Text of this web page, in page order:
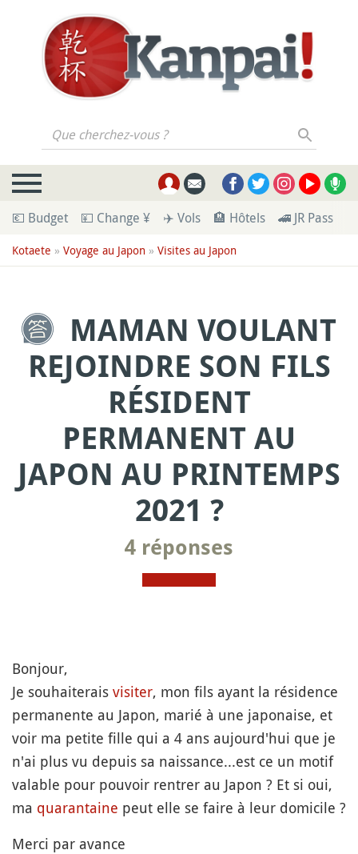
Que cherchez-vous ?
💶 Budget 💴 Change ¥ ✈️ Vols 🏨 Hôtels 🚄 JR Pass
Kotaete » Voyage au Japon » Visites au Japon
MAMAN VOULANT
REJOINDRE SON FILS
RÉSIDENT
PERMANENT AU
JAPON AU PRINTEMPS
2021 ?
4 réponses
Bonjour,
Je souhaiterais visiter, mon fils ayant la résidence
permanente au Japon, marié à une japonaise, et
voir ma petite fille qui a 4 ans aujourd'hui que je
n'ai plus vu depuis sa naissance...est ce un motif
valable pour pouvoir rentrer au Japon ? Et si oui,
ma quarantaine peut elle se faire à leur domicile ?
Merci par avance